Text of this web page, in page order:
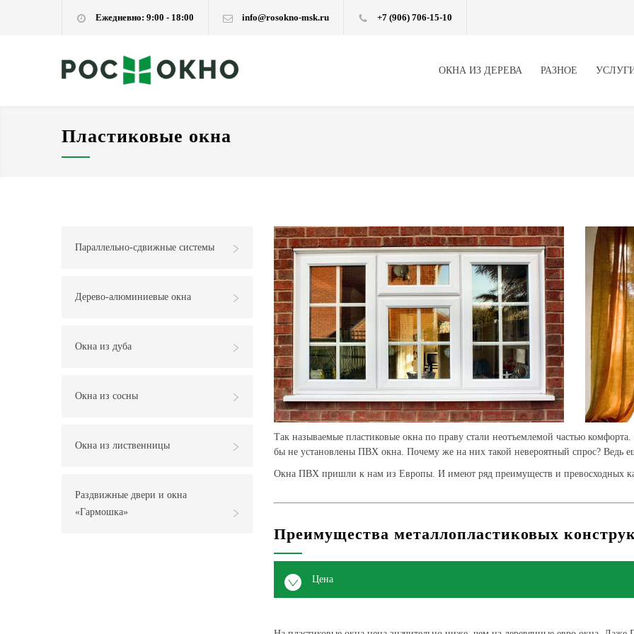
Ежедневно: 9:00 - 18:00 info@rosokno-msk.ru +7 (906) 706-15-10
ОКНА ИЗ ДЕРЕВА РАЗНОЕ
Пластиковые окна
Параллельно-сдвижные системы
Дерево-алюминиевые окна
Окна из дуба
Окна из сосны
Окна из лиственницы
Раздвижные двери и окна
«Гармошка»
Так называемые пластиковые окна по праву стали неотъемлемой частью
бы не установлены ПВХ окна. Почему же на них такой невероятный спрос? Ведь
Окна ПВХ пришли к нам из Европы. И имеют ряд преимуществ и превосходных
Преимущества металлопластиковых
Цена